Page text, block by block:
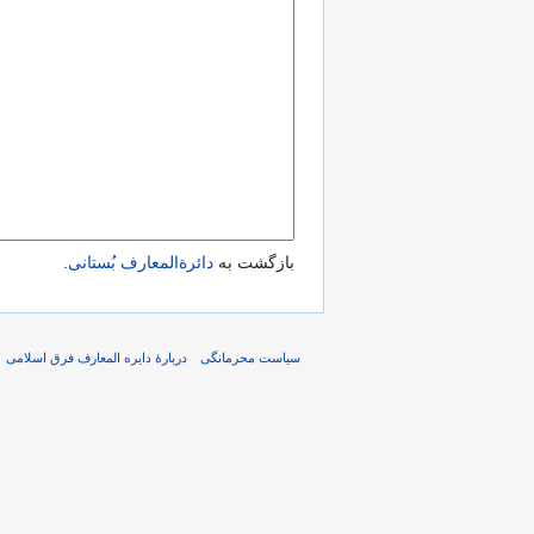
بازگشت به دائرةالمعارف بُستانی.
سیاست محرمانگی دربارهٔ دایره المعارف فرق اسلامی